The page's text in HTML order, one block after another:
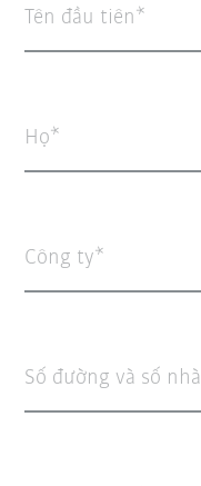
Tên đầu tiên
Họ
Công ty
Số đường và số nhà